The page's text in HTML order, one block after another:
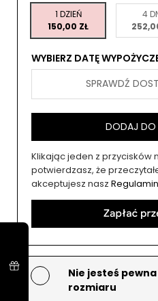
1 DZIEŃ
150,00 ZŁ
4
WYBIERZ DATĘ
SPRAWDŹ
DODAJ DO
Klikając jeden z przycisków
potwierdzasz, że
akceptujesz nasz Regulamin
Nie jesteś pewna
rozmiaru